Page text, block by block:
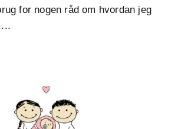
for nogen råd om hvordan jeg